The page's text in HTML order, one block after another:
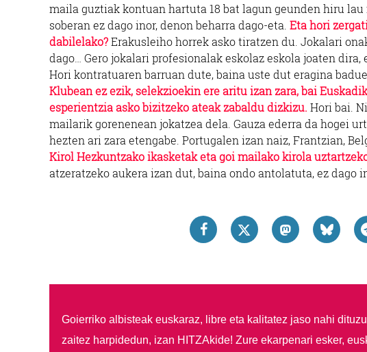
maila guztiak kontuan hartuta 18 bat lagun geunden hiru
soberan ez dago inor, denon beharra dago-eta. Eta hori
dabilelako?Erakusleiho horrek asko tiratzen du. Jokalari
dago… Gero jokalari profesionalak eskolaz eskola joaten
Hori kontratuaren barruan dute, baina uste dut eragina
Klubean ez ezik, selekzioekin ere aritu izan zara, bai
esperientzia asko bizitzeko ateak zabaldu dizkizu. Hori bai.
mailarik gorenenean jokatzea dela. Gauza ederra da hogei
hezten ari zara etengabe. Portugalen izan naiz, Frantzian,
Kirol Hezkuntzako ikasketak eta goi mailako kirola
atzeratzeko aukera izan dut, baina ondo antolatuta, ez dago
Goierriko albisteak euskaraz, libre eta kalitatez jaso nahi
zaitez harpidedun, izan HITZAkide! Zure ekarpenari esker,